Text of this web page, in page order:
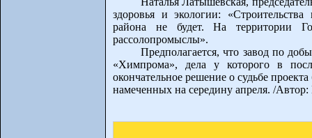
здоровья и экологии:
района не будет. На территории
рассолопромыслы».
Предполагается, что завод по
«Химпрома», дела у которого в
окончательное решение о судьбе
намеченных на середину апреля. /